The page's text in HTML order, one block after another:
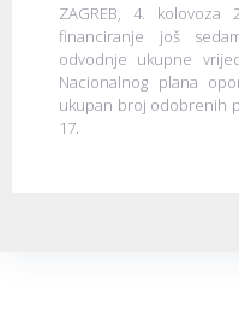
ZAGREB, 4.
financiranje još
odvodnje ukupne
Nacionalnog plana
ukupan broj odobrenih
17.